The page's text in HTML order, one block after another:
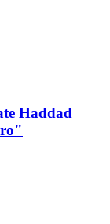
Haddad